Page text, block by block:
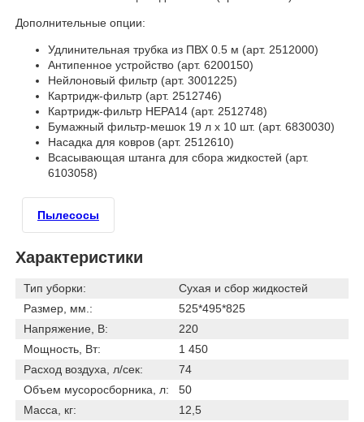
Дополнительные опции:
Удлинительная трубка из ПВХ 0.5 м (арт. 2512000)
Антипенное устройство (арт. 6200150)
Нейлоновый фильтр (арт. 3001225)
Картридж-фильтр (арт. 2512746)
Картридж-фильтр HEPA14 (арт. 2512748)
Бумажный фильтр-мешок 19 л х 10 шт. (арт. 6830030)
Насадка для ковров (арт. 2512610)
Всасывающая штанга для сбора жидкостей (арт.
6103058)
Пылесосы
Характеристики
Тип уборки:
Сухая и сбор жидкостей
Размер, мм.:
525*495*825
Напряжение, В:
220
Мощность, Вт:
1 450
Расход воздуха, л/сек:
74
Объем мусоросборника, л:
50
Масса, кг:
12,5